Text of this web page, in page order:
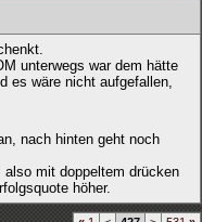
unterwegs war dem hätte
es wäre nicht aufgefallen,
nach hinten geht noch
mit doppeltem drücken
höher.